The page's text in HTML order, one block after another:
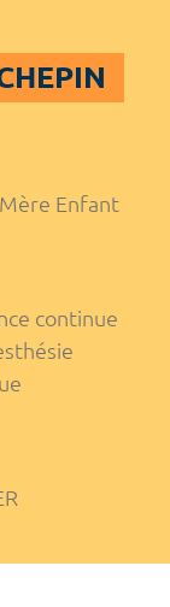
Enfant
continue